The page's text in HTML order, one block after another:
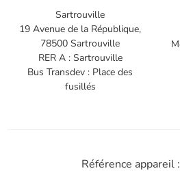
Sartrouville
19 Avenue de la République,
78500 Sartrouville
RER A : Sartrouville
Bus Transdev : Place des
fusillés
Référence appareil